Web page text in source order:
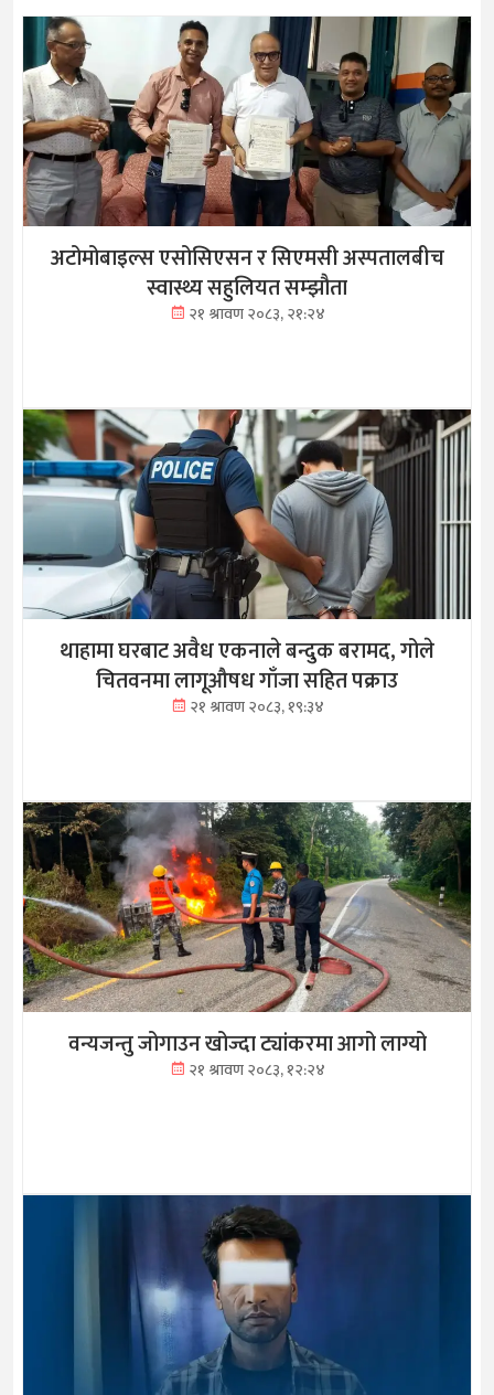
अटोमोबाइल्स एसोसिएसन र सिएमसी अस्पतालबीच
स्वास्थ्य सहुलियत सम्झौता
२१ श्रावण २०८३, २१:२४
थाहामा घरबाट अवैध एकनाले बन्दुक बरामद, गोले
चितवनमा लागूऔषध गाँजा सहित पक्राउ
२१ श्रावण २०८३, १९:३४
वन्यजन्तु जोगाउन खोज्दा ट्यांकरमा आगो लाग्यो
२१ श्रावण २०८३, १२:२४